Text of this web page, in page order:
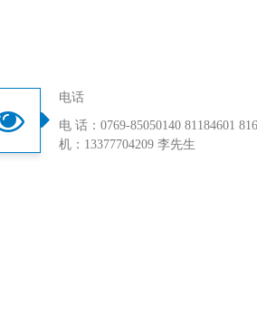
电话
电 话：0769-85050140 81184601
机：13377704209 李先生